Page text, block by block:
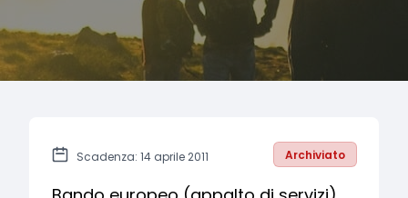
Scadenza: 14 aprile 2011 Archiviato